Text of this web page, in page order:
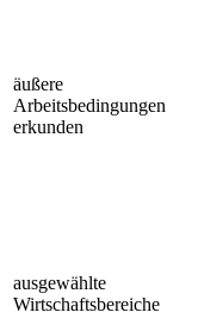
äußere
Arbeitsbedingungen
erkunden
ausgewählte
Wirtschaftsbereiche